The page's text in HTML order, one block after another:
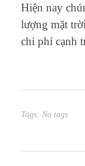
Hiện nay
lượng mặt
chi phí cạnh
Tags: No tags